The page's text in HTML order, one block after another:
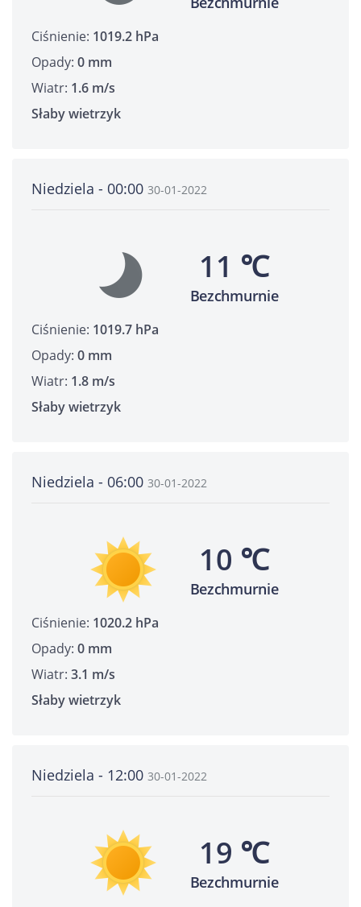
Ciśnienie: 1019.2 hPa
Opady: 0 mm
Wiatr: 1.6 m/s
Słaby wietrzyk
Niedziela - 00:00 30-01-2022
11 ℃
Bezchmurnie
Ciśnienie: 1019.7 hPa
Opady: 0 mm
Wiatr: 1.8 m/s
Słaby wietrzyk
Niedziela - 06:00 30-01-2022
10 ℃
Bezchmurnie
Ciśnienie: 1020.2 hPa
Opady: 0 mm
Wiatr: 3.1 m/s
Słaby wietrzyk
Niedziela - 12:00 30-01-2022
19 ℃
Bezchmurnie